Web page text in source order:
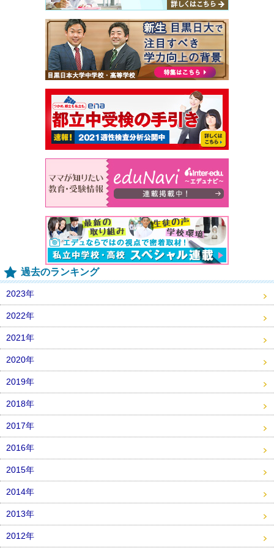
過去のランキング
2023年
2022年
2021年
2020年
2019年
2018年
2017年
2016年
2015年
2014年
2013年
2012年